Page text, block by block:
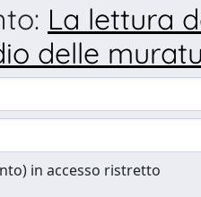
La lettura
delle
in accesso ristretto